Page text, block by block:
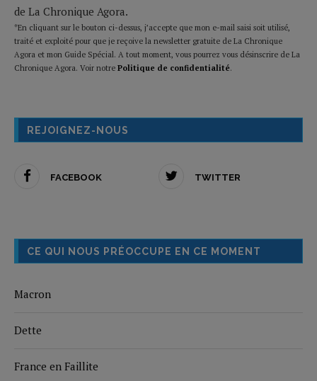
de La Chronique Agora.
*En cliquant sur le bouton ci-dessus, j’accepte que mon e-mail saisi soit utilisé,
traité et exploité pour que je reçoive la newsletter gratuite de La Chronique
Agora et mon Guide Spécial. A tout moment, vous pourrez vous désinscrire de La
Chronique Agora. Voir notre Politique de confidentialité.
REJOIGNEZ-NOUS
FACEBOOK TWITTER
CE QUI NOUS PRÉOCCUPE EN CE MOMENT
Macron
Dette
France en Faillite